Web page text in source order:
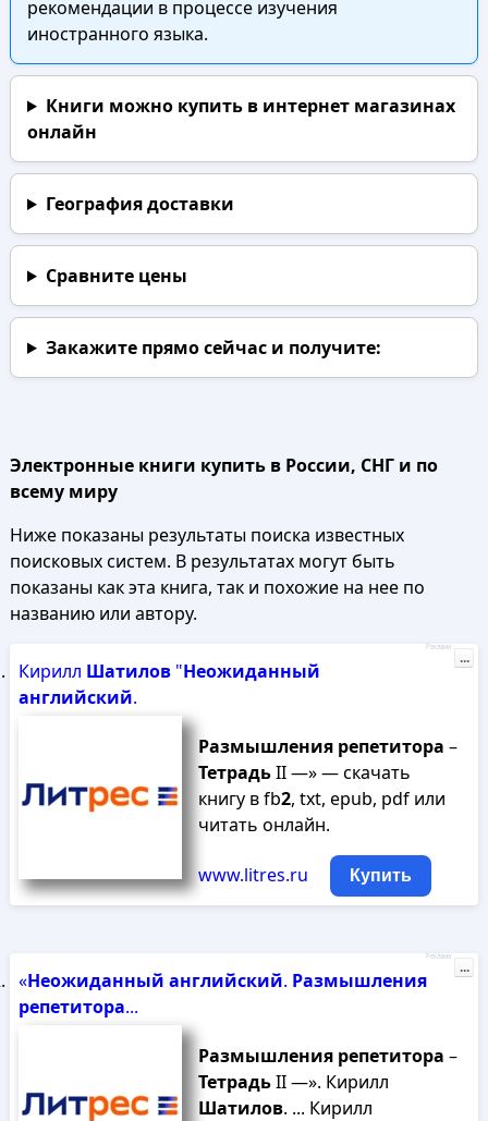
рекомендации в процессе изучения
иностранного языка.
Книги можно купить в интернет магазинах
онлайн
География доставки
Сравните цены
Закажите прямо сейчаси получите:
Электронные книги купить в России, СНГ и по
всему миру
Ниже показаны результаты поиска известных
поисковых систем. В результатах могут быть
показаны как эта книга, так и похожие на нее по
названию или автору.
Кирилл Шатилов"Неожиданный
английский.
Размышления репетитора –
ТетрадьII —» — скачать
книгу в fb2, txt, epub, pdf или
читать онлайн.
www.litres.ru Купить
Реклама
...
«Неожиданный английский. Размышления
репетитора...
Размышления репетитора –
ТетрадьII —». Кирилл
Шатилов. ... Кирилл
Реклама
...